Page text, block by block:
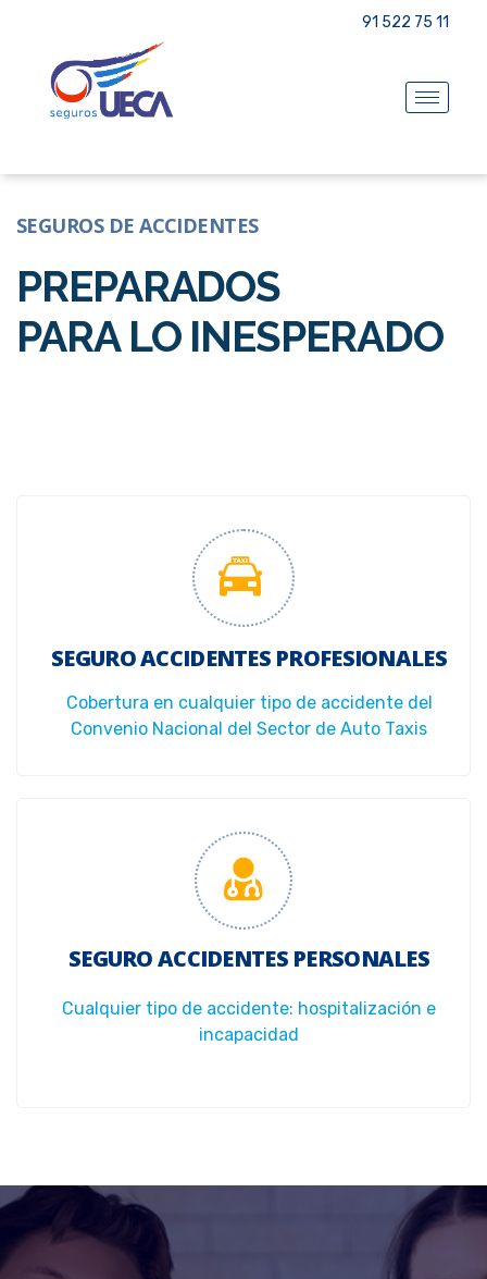
91 522 75 11
SEGUROS DE ACCIDENTES
PREPARADOS
PARA LO INESPERADO
SEGURO ACCIDENTES PROFESIONALES
Cobertura en cualquier tipo de accidente del
Convenio Nacional del Sector de Auto Taxis
SEGURO ACCIDENTES PERSONALES
Cualquier tipo de accidente: hospitalización e
incapacidad